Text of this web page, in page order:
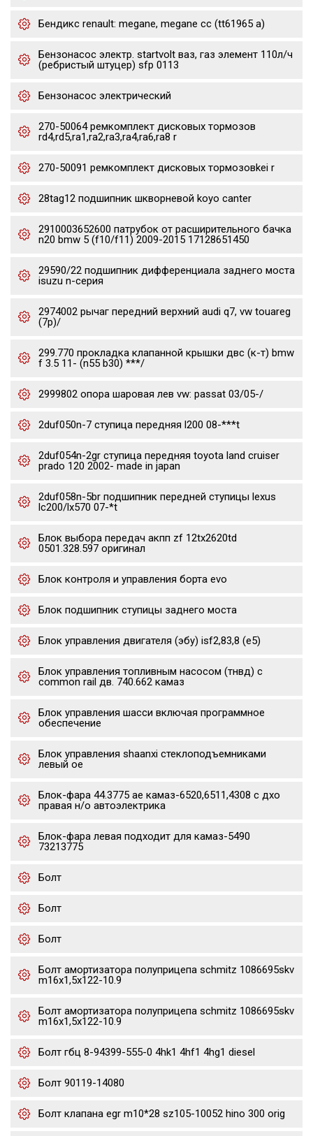
Бендикс renault: megane, megane cc (tt61965 a)
Бензонасос электр. startvolt ваз, газ элемент 110л/ч
(ребристый штуцер) sfp 0113
Бензонасос электрический
270-50064 ремкомплект дисковых тормозов
rd4,rd5,ra1,ra2,ra3,ra4,ra6,ra8 r
270-50091 ремкомплект дисковых тормозовkei r
28tag12 подшипник шкворневой koyo canter
2910003652600 патрубок от расширительного бачка
n20 bmw 5 (f10/f11) 2009-2015 17128651450
29590/22 подшипник дифференциала заднего моста
isuzu n-серия
2974002 рычаг передний верхний audi q7, vw touareg
(7p)/
299.770 прокладка клапанной крышки двс (к-т) bmw
f 3.5 11- (n55 b30) ***/
2999802 опора шаровая лев vw: passat 03/05-/
2duf050n-7 ступица передняя l200 08-***t
2duf054n-2gr ступица передняя toyota land cruiser
prado 120 2002- made in japan
2duf058n-5br подшипник передней ступицы lexus
lc200/lx570 07-*t
Блок выбора передач акпп zf 12tx2620td
0501.328.597 оригинал
Блок контроля и управления борта evo
Блок подшипник ступицы заднего моста
Блок управления двигателя (эбу) isf2,83,8 (е5)
Блок управления топливным насосом (тнвд) с
common rail дв. 740.662 камаз
Блок управления шасси включая программное
обеспечение
Блок управления shaanxi стеклоподъемниками
левый oe
Блок-фара 44.3775 ae камаз-6520,6511,4308 с дхо
правая н/о автоэлектрика
Блок-фара левая подходит для камаз-5490
73213775
Болт
Болт
Болт
Болт амортизатора полуприцепа schmitz 1086695skv
m16x1,5х122-10.9
Болт амортизатора полуприцепа schmitz 1086695skv
m16x1,5х122-10.9
Болт гбц 8-94399-555-0 4hk1 4hf1 4hg1 diesel
Болт 90119-14080
Болт клапана egr m10*28 sz105-10052 hino 300 orig